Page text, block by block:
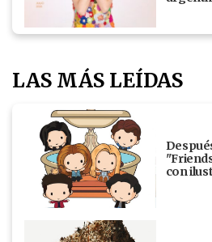
LAS MÁS LEÍDAS
con